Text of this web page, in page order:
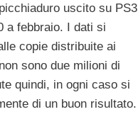
uscito su PS3
a febbraio. I dati si
copie distribuite ai
sono due milioni di
quindi, in ogni caso si
di un buon risultato.